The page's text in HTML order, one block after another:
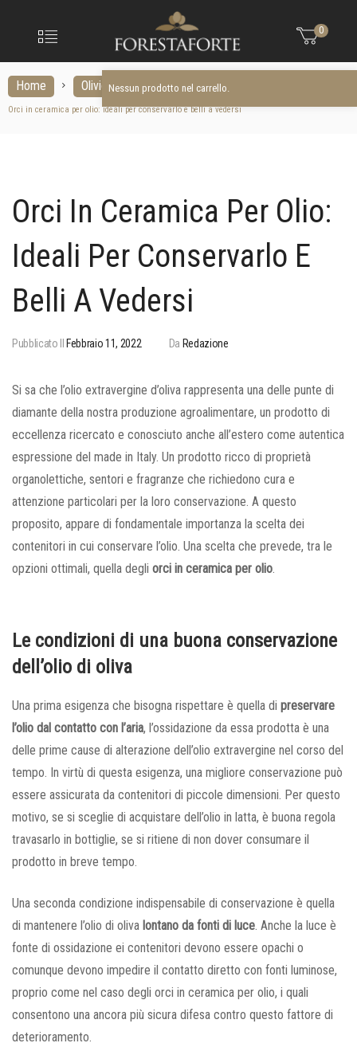
Menu
extravergine
0
Nessun prodotto nel carrello.
Home Olivicoltura
Orci in ceramica per olio: ideali per conservarlo e belli a vedersi
Pubblicato IlFebbraio 11, 2022 Da Redazione
Orci In Ceramica Per Olio:
Ideali Per Conservarlo E
Belli A Vedersi
Si sa che l’olio extravergine d’oliva rappresenta una delle punte di
diamante della nostra produzione agroalimentare, un prodotto di
eccellenza ricercato e conosciuto anche all’estero come autentica
espressione del made in Italy. Un prodotto ricco di proprietà
organolettiche, sentori e fragranze che richiedono cura e
attenzione particolari per la loro conservazione. A questo
proposito, appare di fondamentale importanza la scelta dei
contenitori in cui conservare l’olio. Una scelta che prevede, tra le
opzioni ottimali, quella degli orci in ceramica per olio
Le condizioni di una buona conservazione
dell’olio di oliva
Una prima esigenza che bisogna rispettare è quella di preservare
l’olio dal contatto con l’aria, l’ossidazione da essa prodotta è una
delle prime cause di alterazione dell’olio extravergine nel corso del
tempo. In virtù di questa esigenza, una migliore conservazione può
essere assicurata da contenitori di piccole dimensioni. Per questo
motivo, se si sceglie di acquistare dell’olio in latta, è buona regola
travasarlo in bottiglie, se si ritiene di non dover consumare il
prodotto in breve tempo.
Una seconda condizione indispensabile di conservazione è quella
di mantenere l’olio di oliva lontano da fonti di luce . Anche la luce è
fonte di ossidazione ei contenitori devono essere opachi o
comunque devono impedire il contatto diretto con fonti luminose,
proprio come nel caso degli orci in ceramica per olio, i quali
consentono una ancora più sicura difesa contro questo fattore di
deterioramento.
Nessun prodotto nel carrello.